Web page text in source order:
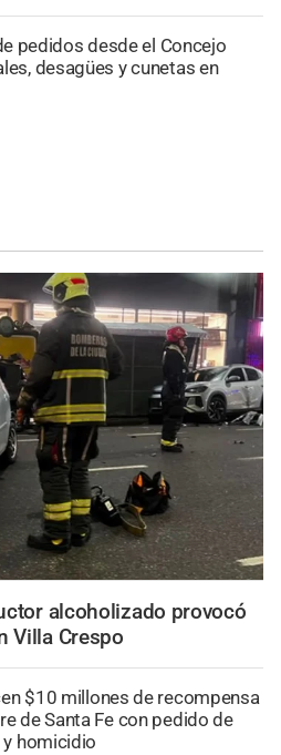
pedidos desde el Concejo
desagües y cunetas en
alcoholizado provocó
Villa Crespo
$10 millones de recompensa
de Santa Fe con pedido de
homicidio